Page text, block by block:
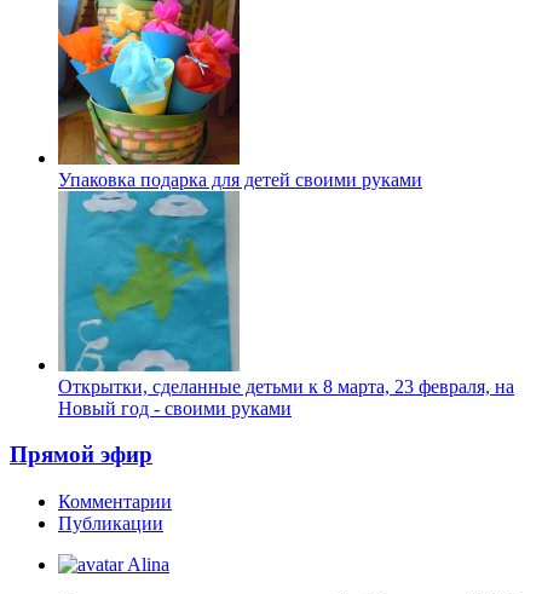
Упаковка подарка для детей своими руками
Открытки, сделанные детьми к 8 марта, 23 февраля, на
Новый год - своими руками
Прямой эфир
Комментарии
Публикации
Alina